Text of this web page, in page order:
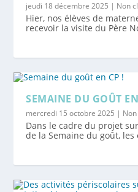
jeudi 18 décembre 2025 | Non
Hier, nos élèves de
recevoir la visite du Père
SEMAINE DU GOÛT
mercredi 15 octobre 2025 |
Dans le cadre du projet
de la Semaine du goût, les